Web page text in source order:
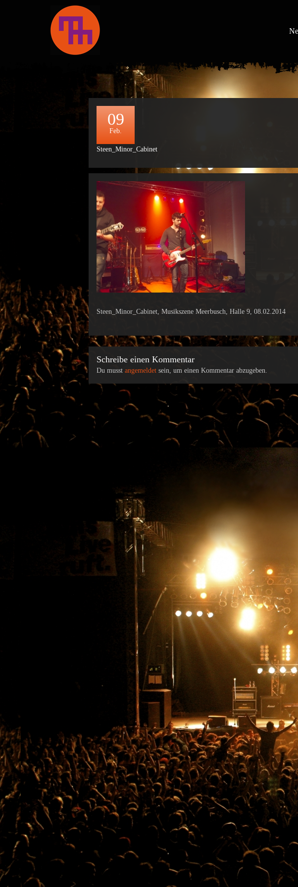
09
Feb.
Steen_Minor_Cabinet
Steen_Minor_Cabinet, Musikszene Meerbusch, Halle 9, 08.02.2014
Schreibe einen Kommentar
Du musst angemeldet sein, um einen Kommentar abzugeben.